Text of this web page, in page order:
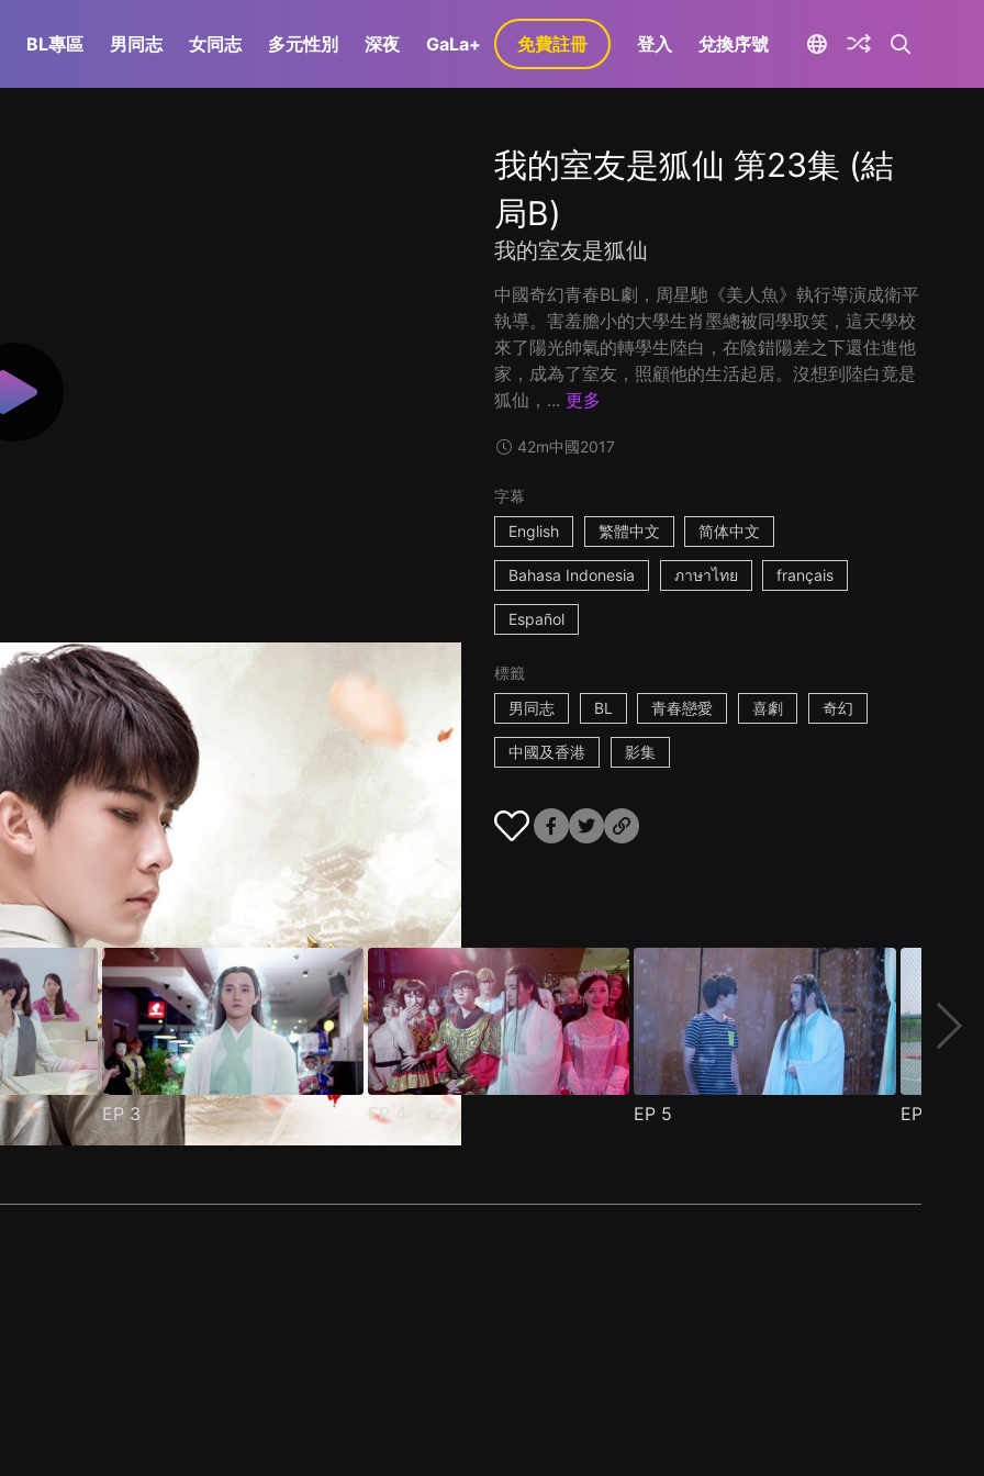
BL專區 男同志 女同志 多元性別 深夜 GaLa+ 免費註冊 登入 兌換序號
我的室友是狐仙 第23集 (結
局B)
我的室友是狐仙
中國奇幻青春BL劇，周星馳《美人魚》執行導演成衛平
執導。害羞膽小的大學生肖墨總被同學取笑，這天學校
來了陽光帥氣的轉學生陸白，在陰錯陽差之下還住進他
家，成為了室友，照顧他的生活起居。沒想到陸白竟是
狐仙，... 更多
42m中國2017
字幕
English
繁體中文 简体中文
Bahasa Indonesia ภาษาไทย français
Español
標籤
男同志
BL 青春戀愛 喜劇 奇幻
中國及香港 影集
EP 3 EP EP 5 EP